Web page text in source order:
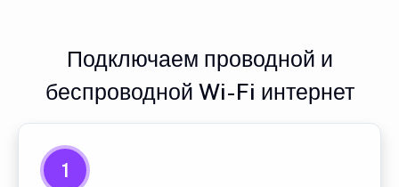
Подключаем проводной и
беспроводной Wi-Fi интернет
1